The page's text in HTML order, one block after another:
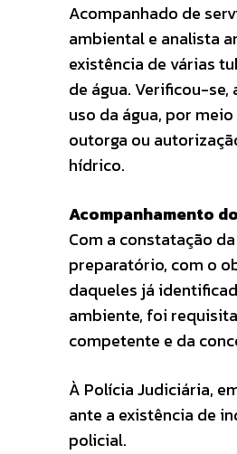
Acompanhado de
ambiental e analista
existência de várias
de água. Verificou-
uso da água, por
outorga ou
hídrico.
Acompanhamento
Com a constatação
preparatório, com o
daqueles já
ambiente, foi
competente e da
À Polícia Judiciária,
ante a existência de
policial.